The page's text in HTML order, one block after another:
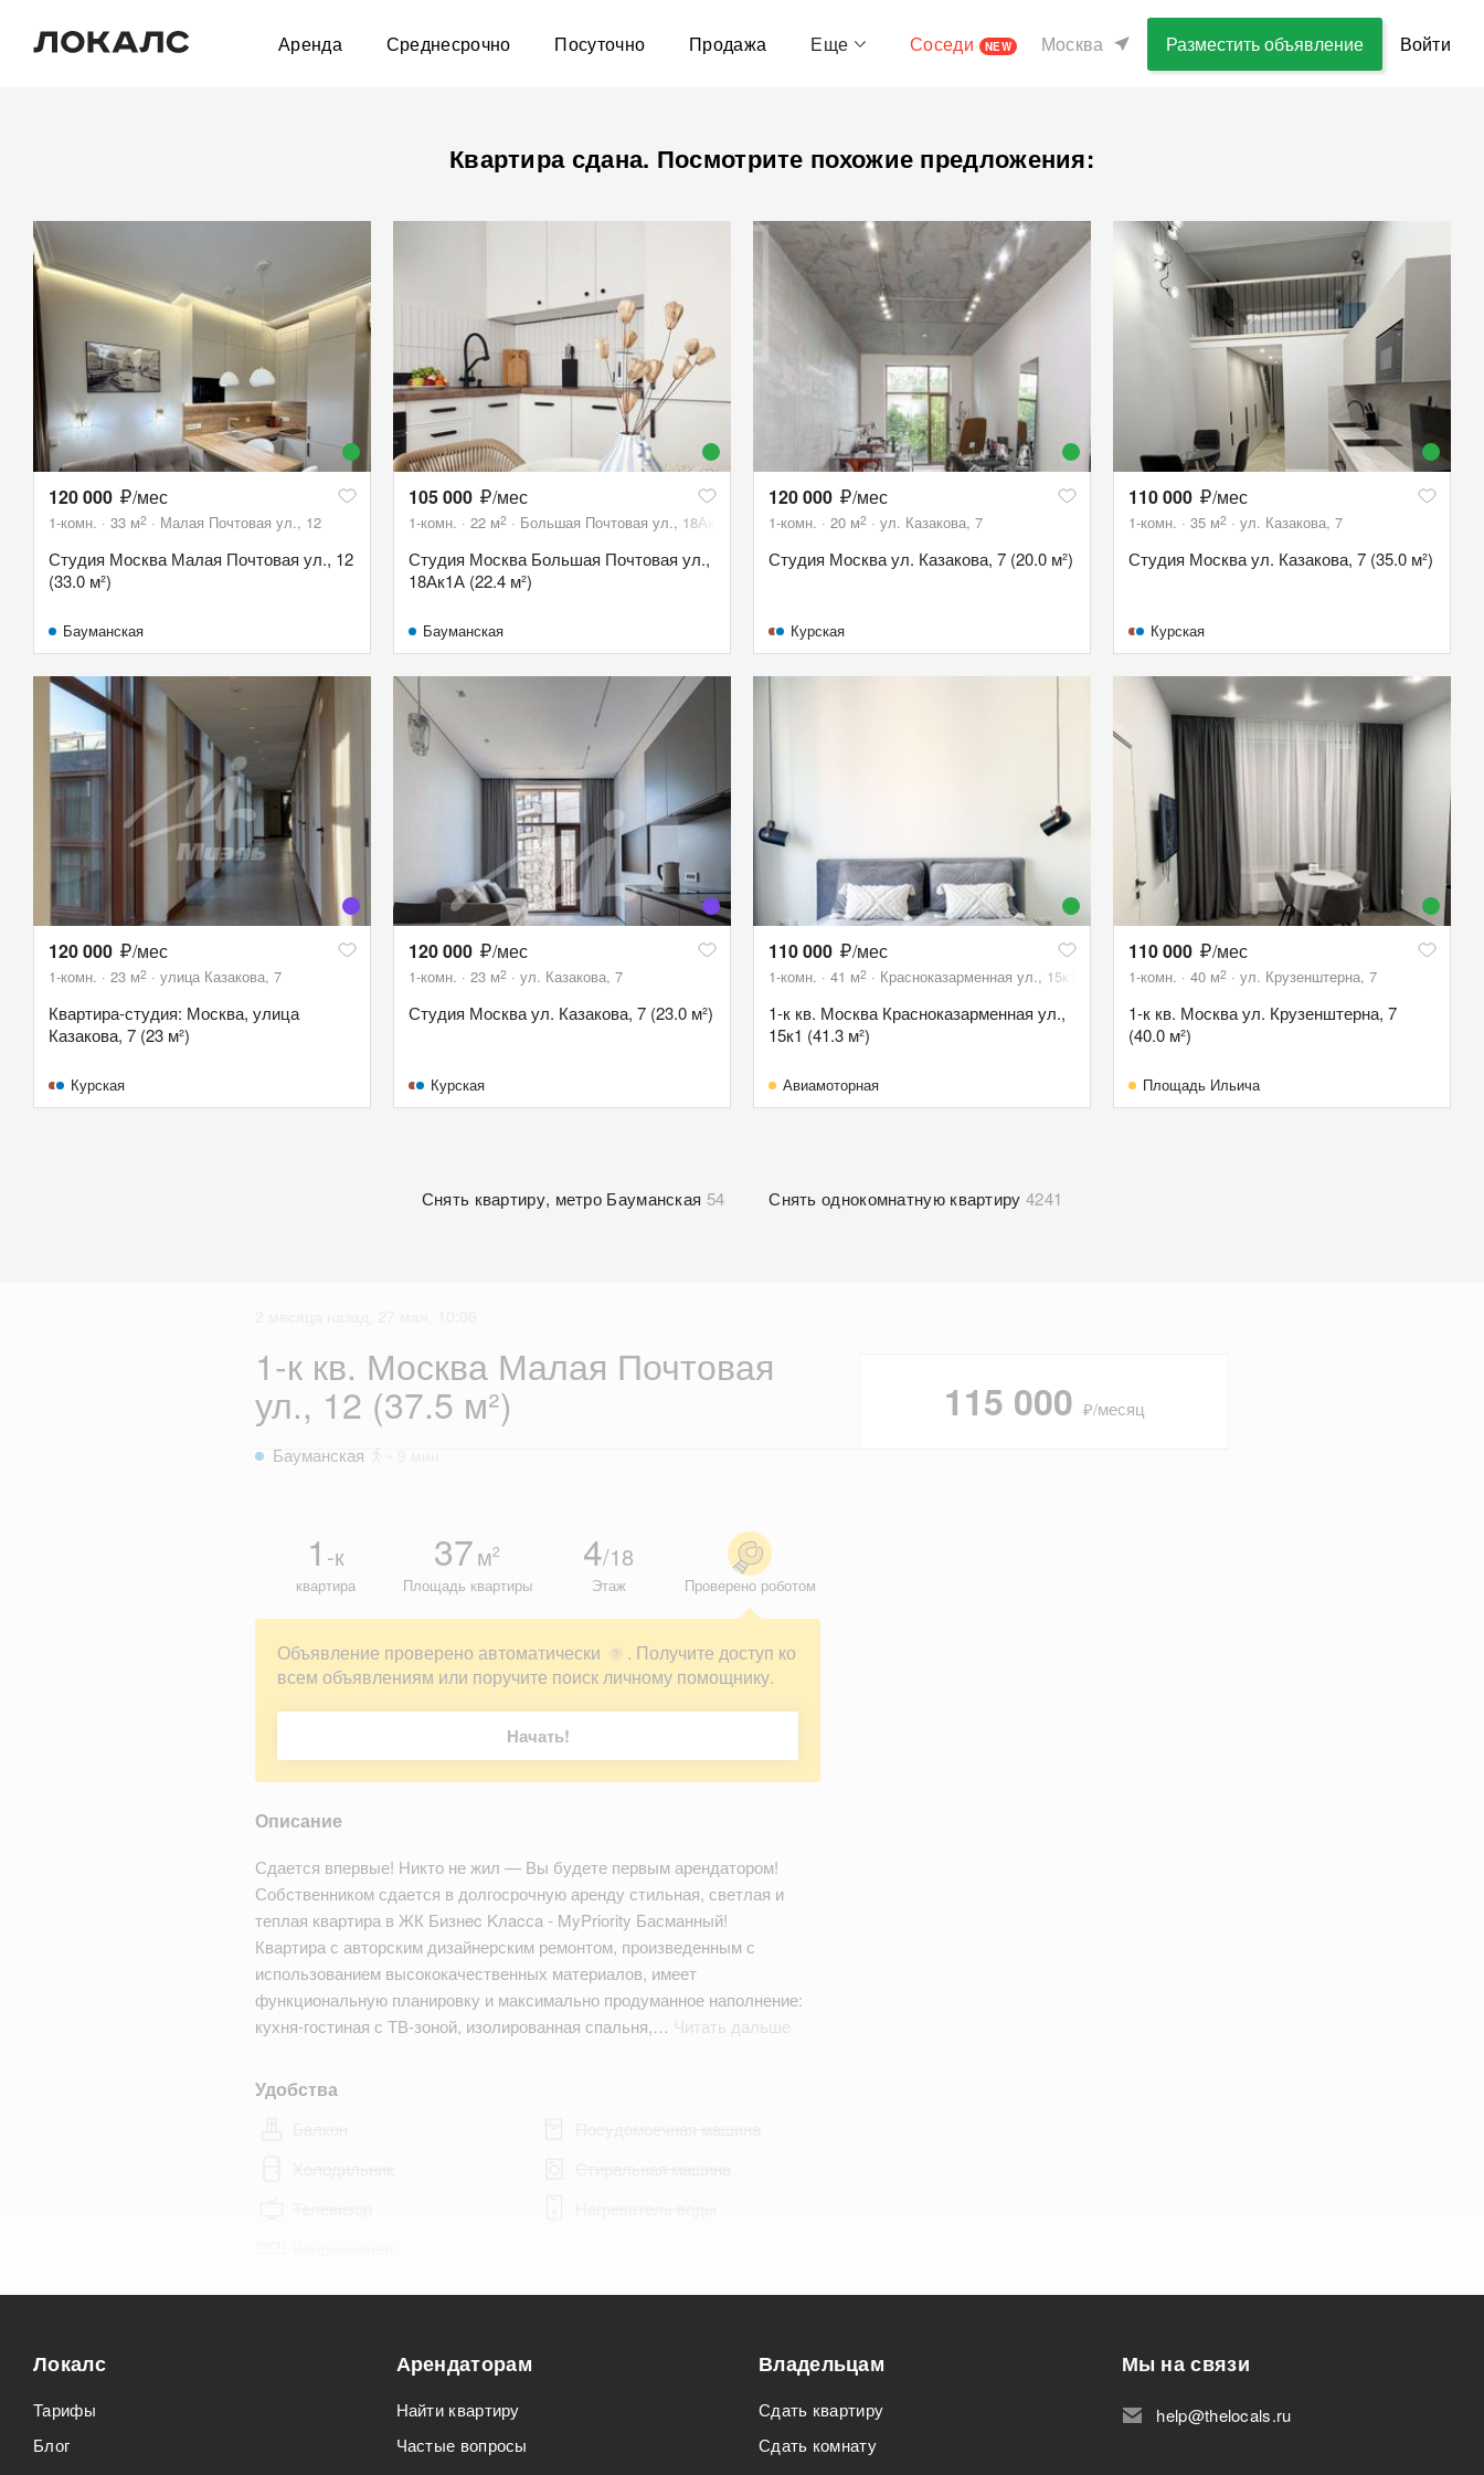
Аренда Среднесрочно Посуточно Продажа Еще Соседи NEW Москва Разместить объявление Войти
Квартира сдана. Посмотрите похожие предложения:
120 000 /мес
1-комн. 33 м2 Малая Почтовая ул., 12
Студия Москва Малая Почтовая ул., 12
(33.0 м²)
Бауманская
105 000 /мес
1-комн. 22 м2 Большая Почтовая ул., 18Ак1А
Студия Москва Большая Почтовая ул.,
18Ак1А (22.4 м²)
Бауманская
120 000 /мес
1-комн. 20 м2 ул. Казакова, 7
Студия Москва ул. Казакова, 7 (20.0 м²)
Курская
110 000 /мес
1-комн. 35 м2 ул. Казакова, 7
Студия Москва ул. Казакова, 7 (35.0 м²)
Курская
120 000 /мес
1-комн. 23 м2 улица Казакова, 7
Квартира-студия: Москва, улица
Казакова, 7 (23 м²)
Курская
120 000 /мес
1-комн. 23 м2 ул. Казакова, 7
Студия Москва ул. Казакова, 7 (23.0 м²)
Курская
110 000 /мес
1-комн. 41 м2 Красноказарменная ул., 15к1
1-к кв. Москва Красноказарменная ул.,
15к1 (41.3 м²)
Авиамоторная
110 000 /мес
1-комн. 40 м2 ул. Крузенштерна, 7
1-к кв. Москва ул. Крузенштерна, 7
(40.0 м²)
Площадь Ильича
Снять квартиру, метро Бауманская 54 Снять однокомнатную квартиру 4241
1-к кв. Москва Малая Почтовая
ул., 12 (37.5 м²)
Бауманская
1 -к
квартира
37м2
Площадь квартиры
4/18
Этаж Проверено роботом
Объявление проверено автоматически ?
. Получите доступ ко
всем объявлениям или поручите поиск личному помощнику.
Начать!
Описание
Сдается впервые! Никто не жил — Вы будете первым арендатором!
Собственником сдается в долгосрочную аренду стильная, светлая и
теплая квартира в ЖК Бизнec Kлacсa - MyPriority Басманный!
Квартира с авторским дизайнерским ремонтом, произведенным с
использованием высококачественных материалов, имеет
функциональную планировку и максимально продуманное наполнение:
кухня-гостиная с ТВ-зоной, изолированная спальня,… Читать дальше
Удобства
Подходит для мероприятий
115 000 ₽/месяц
Локалс
Тарифы
Блог
Арендаторам
Найти квартиру
Частые вопросы
Владельцам
Сдать квартиру
Сдать комнату
Мы на связи
help@thelocals.ru